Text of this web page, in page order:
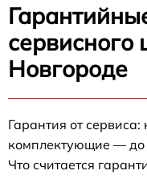
Новгороде
Гарантия от
комплектующие — до
Что считается